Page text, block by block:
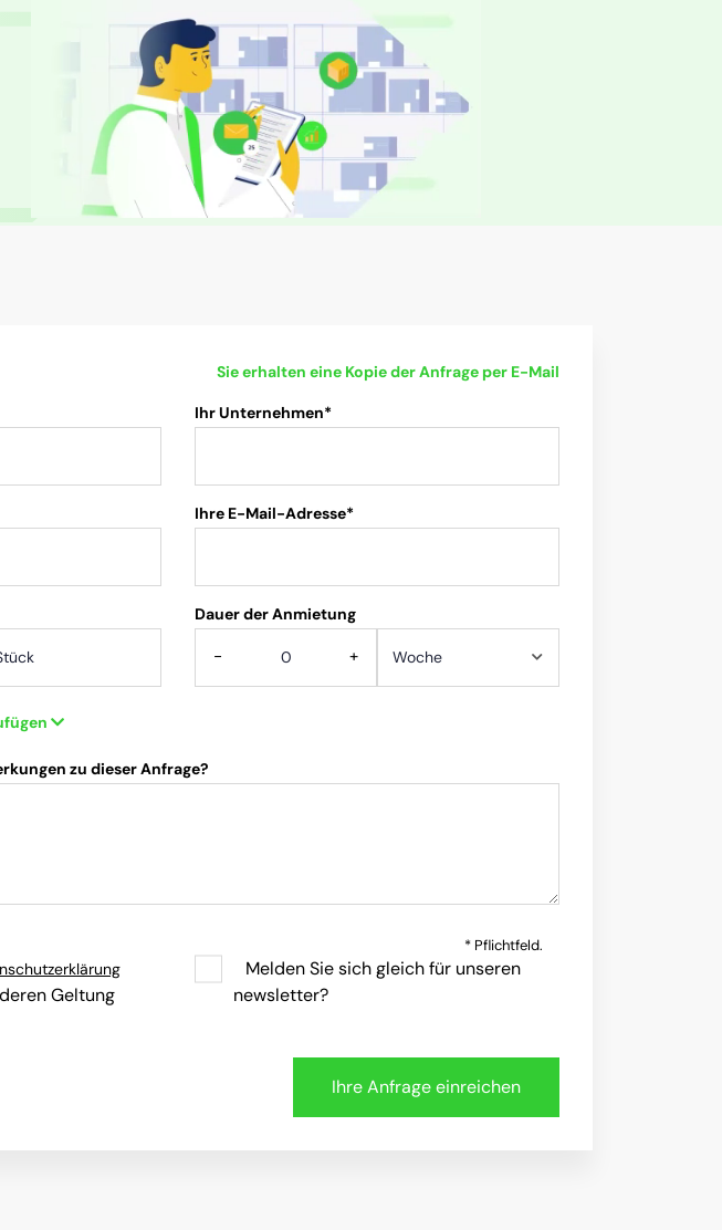
Sie erhalten eine Kopie der Anfrage per E-Mail
Ihr Unternehmen*
Ihre E-Mail-Adresse*
Dauer der Anmietung
- +
zu dieser Anfrage?
* Pflichtfeld.
Geltung
Melden Sie sich gleich für unseren
newsletter?